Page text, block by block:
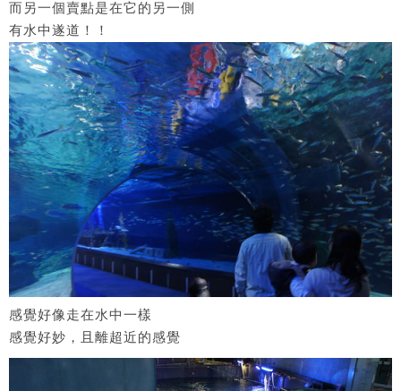
而另一個賣點是在它的另一側
有水中遂道！！
感覺好像走在水中一樣
感覺好妙，且離超近的感覺